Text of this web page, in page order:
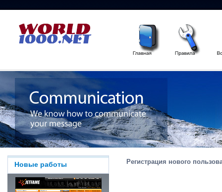
Новые работы Регистрация нового